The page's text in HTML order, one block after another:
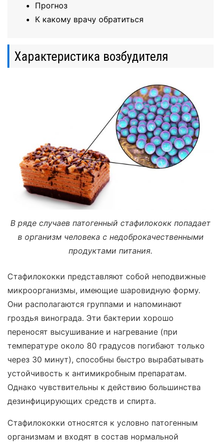
Прогноз
К какому врачу обратиться
Характеристика возбудителя
В ряде случаев патогенный стафилококк попадает
в организм человека с недоброкачественными
продуктами питания.
Стафилококки представляют собой неподвижные
микроорганизмы, имеющие шаровидную форму.
Они располагаются группами и напоминают
гроздья винограда. Эти бактерии хорошо
переносят высушивание и нагревание (при
температуре около 80 градусов погибают только
через 30 минут), способны быстро вырабатывать
устойчивость к антимикробным препаратам.
Однако чувствительны к действию большинства
дезинфицирующих средств и спирта.
Стафилококки относятся к условно патогенным
организмам и входят в состав нормальной